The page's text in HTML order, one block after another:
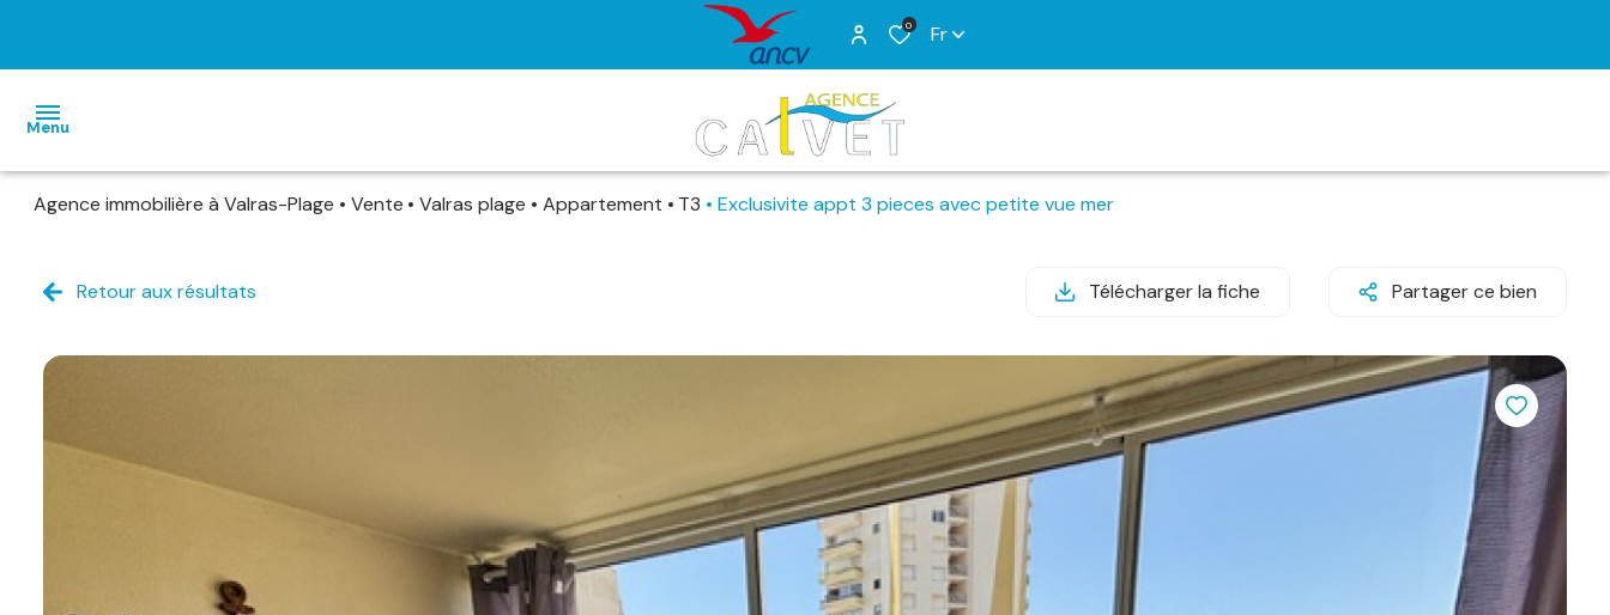
0 Fr
Menu
E-MAIL
Agence immobilière à Valras-Plage Vente Valras plage Appartement T3 Exclusivite appt 3 pieces avec petite vue mer
Retour aux résultats Télécharger la fiche Partager ce bien